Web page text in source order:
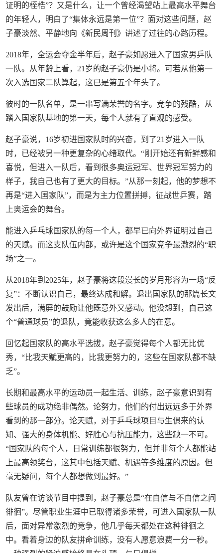
证明的桎梏”？又是什么，让一个曾经渴望站上最高水平舞台
的年轻人，明白了“集体永远是第一位”？面对这些问题，赵
子豪淡然、平静地向《新民周刊》讲述了过往的心路历程。
2018年，全运会夺金半年后，赵子豪如愿进入了国家男乒队
一队。从年龄上看，21岁的赵子豪仍是小将。可若从他第一
次入选国家二队算起，这已是第五个年头了。
彼时的一队名单，是一串写满荣誉的名字。竞争的残酷，从
踏入国家队基地的第一天，每个人就有了直观的感受。
赵子豪说，16岁初进国家队时的兴奋，到了21岁进入一队
时，已经被另一种更复杂的心绪取代。“刚开始还有新鲜感和
喜悦，但进入一队后，看到很多奥运冠军、世界冠军努力的
样子，我自己也有了更大的目标。”从那一刻起，他的梦想不
再是“进入国家队”，而是为主力位置拼搏，征战世乒赛，踏
上奥运会的舞台。
能进入乒乓球国家队的每一个人，都早已向外界证明过自己
的天赋。而这支队伍内部，或许是这个国家竞争最激烈的“职
场”之一。
从2018年到2025年，赵子豪将这段漫长的岁月形容为一场“反
复”：不断认识自己，最终达成和解。退出国家队的那篇长文
发出后，满屏的鼓励让他既意外又感动。他没想到，自己这
个“普通球员”的退队，竟能收获这么多人的在意。
回忆起国家队的高水平选拔，赵子豪觉得每个人都无比优
秀，“比我天赋更高的，比我更努力的，这些在国家队都不缺
乏”。
长期和最高水平的运动员一起生活、训练，赵子豪意识到有
些球员的成功绝非偶然。论努力，他们的付出远远多于外界
看到的那一部分。论天赋，对于乒乓球项目与生俱来的认
知、强大的身体机能、好胜心与抗压能力，这些缺一不可。
“国家队的每个人，日常训练都很努力，但并非每个人都能站
上最高领奖台，这其中包括天赋、机遇等多维度的原因。但
毫无疑问，每个人都想做到最好。”
队友曾在访谈节目中提到，赵子豪总是“在自信与不自信之间
徘徊”。尽管职业生涯中已取得诸多荣誉，可进入国家队一队
后，面对异常激烈的竞争，他几乎每天都处在这种徘徊之
中。看着身边的队友拼命训练，没有人愿意浪费一分一秒。